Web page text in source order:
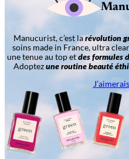
Manucurist, c’est larévolution
soins made in France, ultra
une tenue au top etdes formules
Adoptezune routine beauté